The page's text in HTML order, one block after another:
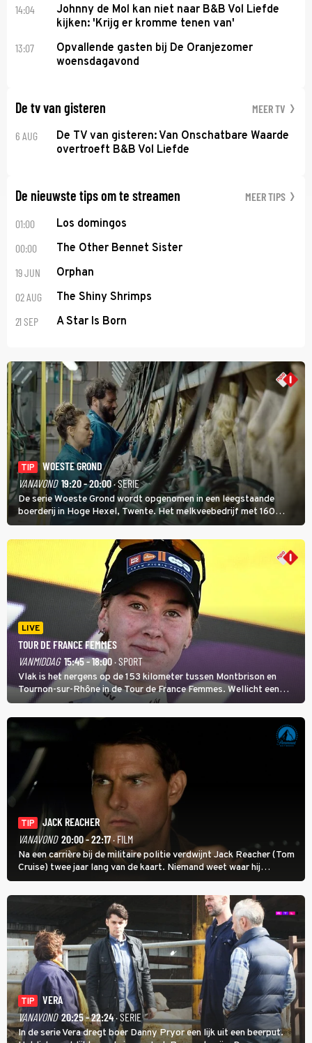
14:04
Johnny de Mol kan niet naar B&B Vol Liefde
kijken: 'Krijg er kromme tenen van'
13:07
Opvallende gasten bij De Oranjezomer
woensdagavond
De tv van gisteren MEER TV
6 AUG
De TV van gisteren: Van Onschatbare Waarde
overtroeft B&B Vol Liefde
De nieuwste tips om te streamen MEER TIPS
01:00 Los domingos
00:00 The Other Bennet Sister
19 JUN Orphan
02 AUG The Shiny Shrimps
21 SEP A Star Is Born
TIP
WOESTE GROND
VANAVOND 19:20 - 20:00· SERIE
De serie Woeste Grond wordt opgenomen in een leegstaande
boerderij in Hoge Hexel, Twente. Het melkveebedrijf met 160
koeien moest sluiten, omdat het dicht bij een Natura 2000-gebied
ligt. In de serie heerst er een gevaarlijke veeziekte.
LIVE
TOUR DE FRANCE FEMMES
VANMIDDAG 15:45 - 18:00· SPORT
Vlak is het nergens op de 153 kilometer tussen Montbrison en
Tournon-sur-Rhône in de Tour de France Femmes. Wellicht een
kans voor Nienke Vinke, die vorig jaar de witte trui won.
TIP
JACK REACHER
VANAVOND 20:00 - 22:17· FILM
Na een carrière bij de militaire politie verdwijnt Jack Reacher (Tom
Cruise) twee jaar lang van de kaart. Niemand weet waar hij
uithangt, totdat moordverdachte James Barr naar hem vraagt.
TIP
VERA
VANAVOND 20:25 - 22:24· SERIE
In de serie Vera dregt boer Danny Pryor een lijk uit een beerput.